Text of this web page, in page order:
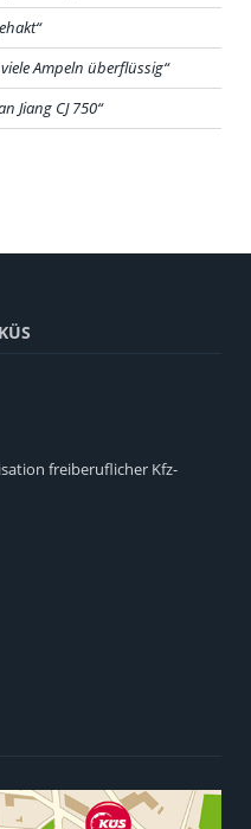
Ampeln überflüssig
Jiang CJ 750
freiberuflicher Kfz-